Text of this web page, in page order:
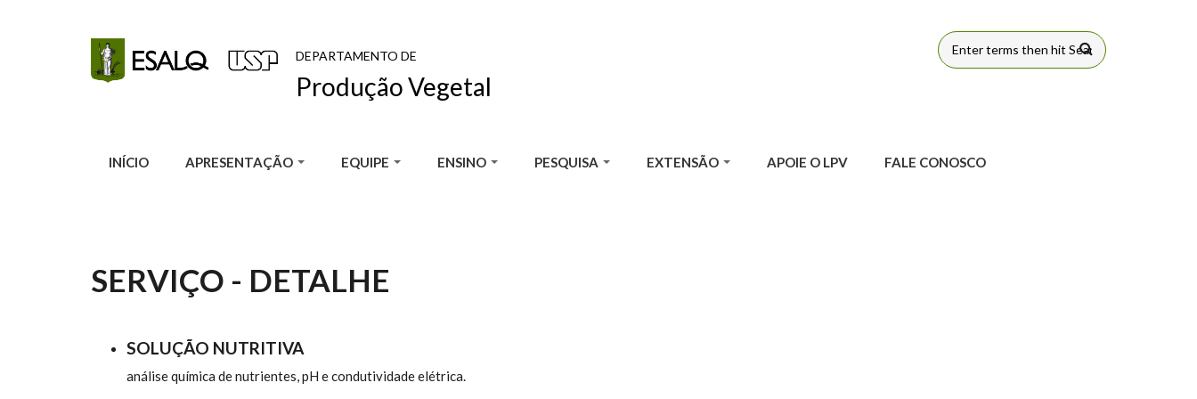
DEPARTAMENTO DE
Produção Vegetal
FORMULÁRIO
INÍCIO APRESENTAÇÃO EQUIPE ENSINO PESQUISA EXTENSÃO APOIE O LPV FALE CONOSCO
SERVIÇO - DETALHE
SOLUÇÃO NUTRITIVA
análise química de nutrientes, pH e condutividade elétrica.